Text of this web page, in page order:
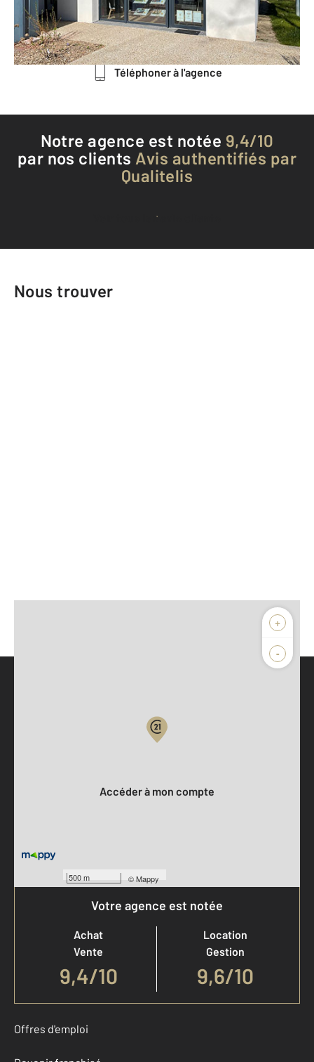
Envoyer un message
Téléphoner à l'agence
Notre agence est notée 9,4/10
par nos clients Avis authentifiés par
Qualitelis
Voir tous les avis clients
Nous trouver
+
-
500 m ©Mappy
Accéder à mon compte
Votre agence est notée
Achat
Vente
9,4/10
Location
Gestion
9,6/10
Offres d'emploi